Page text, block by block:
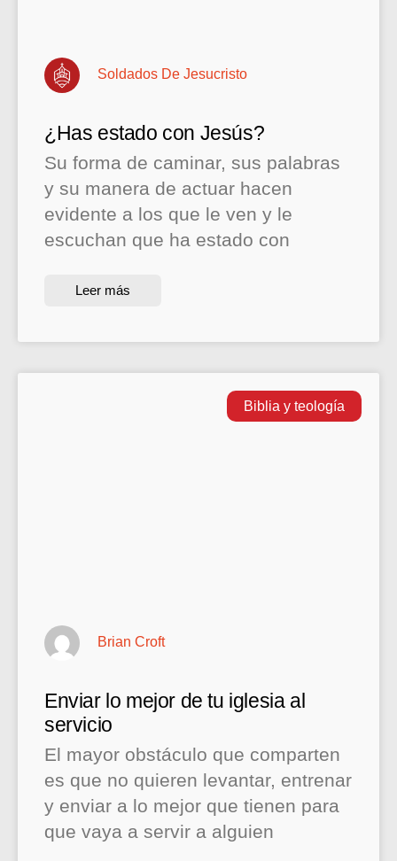
¿Has estado con Jesús?
Su forma de caminar, sus palabras
y su manera de actuar hacen
evidente a los que le ven y le
escuchan que ha estado con
Leer más
Soldados De Jesucristo
Biblia y teología
Enviar lo mejor de tu iglesia al
servicio
El mayor obstáculo que comparten
es que no quieren levantar, entrenar
y enviar a lo mejor que tienen para
que vaya a servir a alguien
Brian Croft